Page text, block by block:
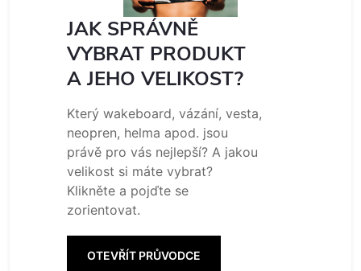
JAK SPRÁVNĚ
VYBRAT PRODUKT
A JEHO VELIKOST?
Který wakeboard, vázání, vesta,
neopren, helma apod. jsou
právě pro vás nejlepší? A jakou
velikost si máte vybrat?
Klikněte a pojďte se
zorientovat.
OTEVŘÍT PRŮVODCE